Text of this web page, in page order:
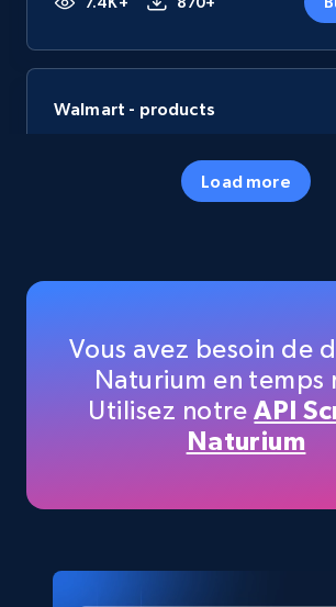
Walmart - products
Specifications, Image urls, Top
URL, Title, Available, Description,
Load more
Vous avez besoin de
Naturium en temps
Utilisez notreAPI
Naturium